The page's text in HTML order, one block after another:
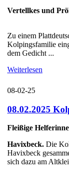
Vertellkes und
Zu einem
Kolpingsfamilie
dem Gedicht ...
Weiterlesen
08-02-25
08.02.2025
Fleißige
Havixbeck. Die
Havixbeck
sich dazu am